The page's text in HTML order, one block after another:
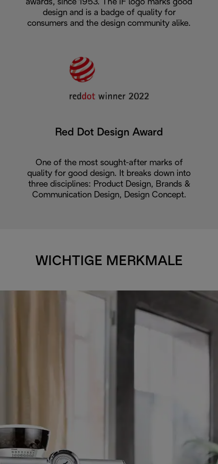
awards, since 1953. The iF logo marks good
design and is a badge of quality for
consumers and the design community alike.
Red Dot Design Award
One of the most sought-after marks of
quality for good design. It breaks down into
three disciplines: Product Design, Brands &
Communication Design, Design Concept.
WICHTIGE MERKMALE